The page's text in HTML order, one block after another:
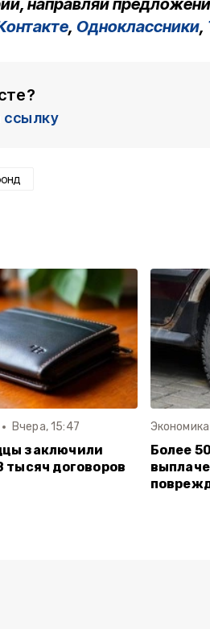
направляй
, Одноклассники,
ссылку
Вчера, 15:47
заключили
тысяч договоров
Экономика
Более